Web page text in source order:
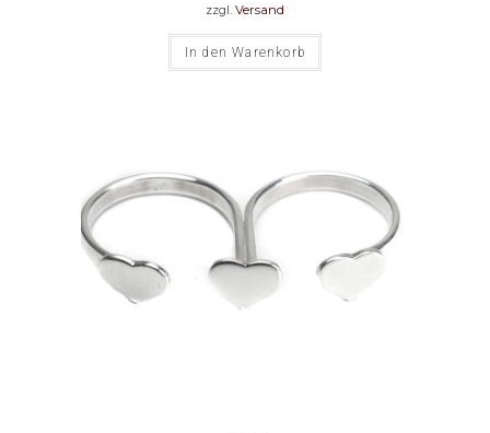
zzgl. Versand
In den Warenkorb